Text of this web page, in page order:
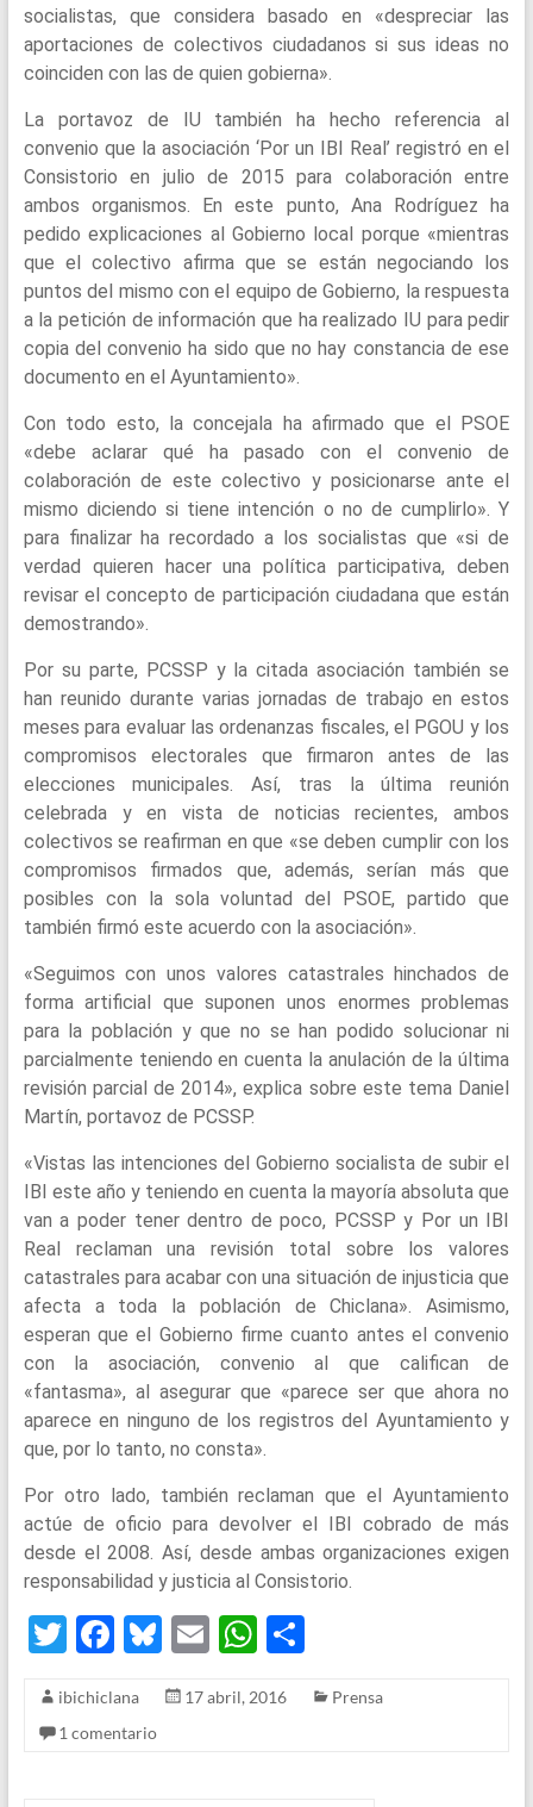
socialistas, que considera basado en «despreciar las
aportaciones de colectivos ciudadanos si sus ideas no
coinciden con las de quien gobierna».
La portavoz de IU también ha hecho referencia al
convenio que la asociación ‘Por un IBI Real’ registró en el
Consistorio en julio de 2015 para colaboración entre
ambos organismos. En este punto, Ana Rodríguez ha
pedido explicaciones al Gobierno local porque «mientras
que el colectivo afirma que se están negociando los
puntos del mismo con el equipo de Gobierno, la respuesta
a la petición de información que ha realizado IU para pedir
copia del convenio ha sido que no hay constancia de ese
documento en el Ayuntamiento».
Con todo esto, la concejala ha afirmado que el PSOE
«debe aclarar qué ha pasado con el convenio de
colaboración de este colectivo y posicionarse ante el
mismo diciendo si tiene intención o no de cumplirlo». Y
para finalizar ha recordado a los socialistas que «si de
verdad quieren hacer una política participativa, deben
revisar el concepto de participación ciudadana que están
demostrando».
Por su parte, PCSSP y la citada asociación también se
han reunido durante varias jornadas de trabajo en estos
meses para evaluar las ordenanzas fiscales, el PGOU y los
compromisos electorales que firmaron antes de las
elecciones municipales. Así, tras la última reunión
celebrada y en vista de noticias recientes, ambos
colectivos se reafirman en que «se deben cumplir con los
compromisos firmados que, además, serían más que
posibles con la sola voluntad del PSOE, partido que
también firmó este acuerdo con la asociación».
«Seguimos con unos valores catastrales hinchados de
forma artificial que suponen unos enormes problemas
para la población y que no se han podido solucionar ni
parcialmente teniendo en cuenta la anulación de la última
revisión parcial de 2014», explica sobre este tema Daniel
Martín, portavoz de PCSSP.
«Vistas las intenciones del Gobierno socialista de subir el
IBI este año y teniendo en cuenta la mayoría absoluta que
van a poder tener dentro de poco, PCSSP y Por un IBI
Real reclaman una revisión total sobre los valores
catastrales para acabar con una situación de injusticia que
afecta a toda la población de Chiclana». Asimismo,
esperan que el Gobierno firme cuanto antes el convenio
con la asociación, convenio al que califican de
«fantasma», al asegurar que «parece ser que ahora no
aparece en ninguno de los registros del Ayuntamiento y
que, por lo tanto, no consta».
Por otro lado, también reclaman que el Ayuntamiento
actúe de oficio para devolver el IBI cobrado de más
desde el 2008. Así, desde ambas organizaciones exigen
responsabilidad y justicia al Consistorio.
T
tt
er
F
ce
b
Bl
es
E
ail
W
at
S
ar
ibichiclana 17 abril, 2016
Prensa
1 comentario